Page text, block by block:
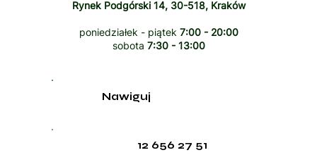
Rynek Podgórski 14, 30-518, Kraków
poniedziałek - piątek 7:00 - 20:00
sobota 7:30 - 13:00
12 656 27 51
Nawiguj